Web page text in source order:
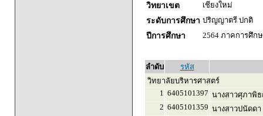
วิทยาเขต
เชียงใหม่
ระดับการศึกษา ปริญญาตรี ปกติ
ปีการศึกษา
2564 ภาคการศึก
ลำดับ
รหัส
วิทยาลัยบริหารศาสตร์
1 6405101397 นางสาวศุภาพิ
2 6405101359 นางสาวปนัดด